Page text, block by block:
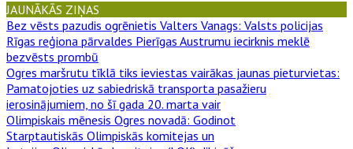
JAUNĀKĀS ZIŅAS
Bez vēsts pazudis ogrēnietis Valters Vanags: Valsts policijas
Rīgas reģiona pārvaldes Pierīgas Austrumu iecirknis meklē
bezvēsts prombū
Ogres maršrutu tīklā tiks ieviestas vairākas jaunas pieturvietas:
Pamatojoties uz sabiedriskā transporta pasažieru
ierosinājumiem, no šī gada 20. marta vair
Olimpiskais mēnesis Ogres novadā: Godinot
Starptautiskās Olimpiskās komitejas un